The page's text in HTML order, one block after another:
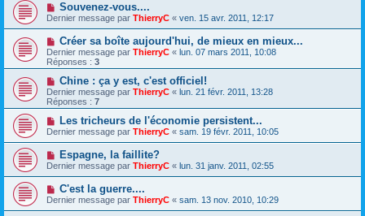
Souvenez-vous....
Dernier message par ThierryC « ven. 15 avr. 2011, 12:17
Créer sa boîte aujourd'hui, de mieux en mieux...
Dernier message par ThierryC « lun. 07 mars 2011, 10:08
Réponses : 3
Chine : ça y est, c'est officiel!
Dernier message par ThierryC « lun. 21 févr. 2011, 13:28
Réponses : 7
Les tricheurs de l'économie persistent...
Dernier message par ThierryC « sam. 19 févr. 2011, 10:05
Espagne, la faillite?
Dernier message par ThierryC « lun. 31 janv. 2011, 02:55
C'est la guerre....
Dernier message par ThierryC « sam. 13 nov. 2010, 10:29